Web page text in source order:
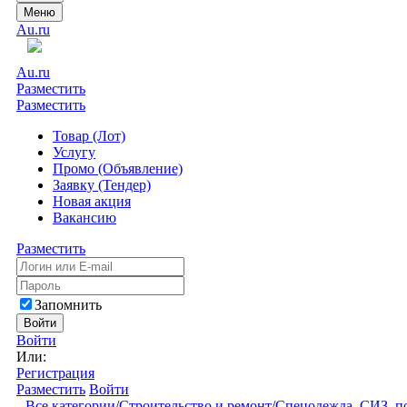
Меню
Au.ru
Au.ru
Разместить
Разместить
Товар (Лот)
Услугу
Промо (Объявление)
Заявку (Тендер)
Новая акция
Вакансию
Разместить
Запомнить
Войти
Войти
Или:
Регистрация
Разместить Войти